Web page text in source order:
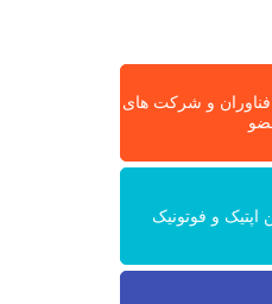
و شرکت های
و فوتونیک